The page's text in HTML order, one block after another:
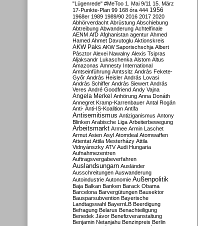
"Lügenrede" #MeToo 1. Mai 9/11 15. März
17-Punkte-Plan 99 168 óra 444 1956
1968er 1989 1989/90 2016 2017 2020
Abhörverdacht Abrüstung Abschiebung
Abtreibung Abwanderung Achtelfinale
AENM AfD Afghanistan agentur Ahmed
Hamed Ahmet Davutoglu Aktionskreis
AKW Paks AKW Saporischschja Albert
Pásztor Alexei Nawalny Alexis Tsipras
Aljaksandr Lukaschenka Alstom Altus
Amazonas Amnesty International
Amtseinführung Amtssitz András Fekete-
Győr András Heisler András Lovasi
András Schiffer András Siewert András
Veres André Goodfriend Andy Vajna
Angela Merkel Anhörung Anna Donáth
Annegret Kramp-Karrenbauer Antal Rogán
Anti- Anti-IS-Koalition Antifa
Antisemitismus Antiziganismus Antony
Blinken Arabische Liga Arbeiterbewegung
Arbeitsmarkt Armee Armin Laschet
Armut Asien Asyl Atomdeal Atomwaffen
Attentat Attila Mesterházy Attila
Vidnyánszky ATV Audi Hungaria
Aufnahmezentren
Auftragsvergabeverfahren
Auslandsungarn Ausländer
Ausschreitungen Auswanderung
Autoindustrie Autonomie Außenpolitik
Baja Balkan Banken Barack Obama
Barcelona Barvergütungen Bausektor
Bausparsubvention Bayerische
Landtagswahl BayernLB Beerdigung
Befragung Belarus Benachteiligung
Benedek Jávor Benefizveranstaltung
Benjamin Netanjahu Benzinpreis Berlin